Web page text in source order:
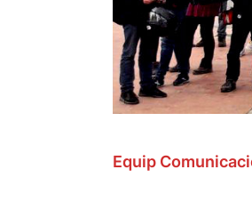
Equip